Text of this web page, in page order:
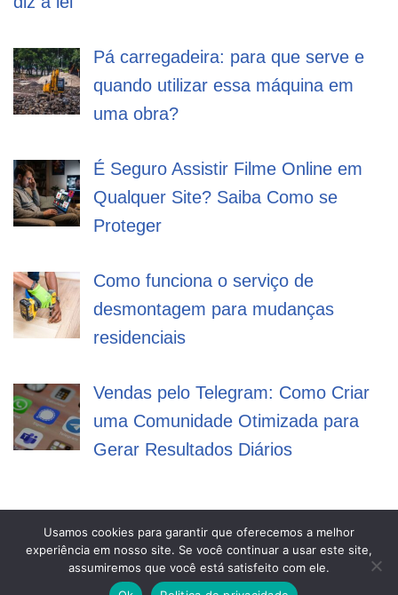
Pá carregadeira: para que serve e
quando utilizar essa máquina em
uma obra?
É Seguro Assistir Filme Online em
Qualquer Site? Saiba Como se
Proteger
Como funciona o serviço de
desmontagem para mudanças
residenciais
Vendas pelo Telegram: Como Criar
uma Comunidade Otimizada para
Gerar Resultados Diários
Mega Filmes
Usamos cookies para garantir que oferecemos a melhor
experiência em nosso site. Se você continuar a usar este site,
assumiremos que você está satisfeito com ele.